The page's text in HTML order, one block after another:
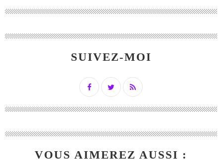
SUIVEZ-MOI
VOUS AIMEREZ AUSSI :